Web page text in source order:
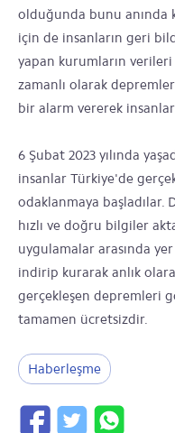
olduğunda bunu anında
için de insanların geri
yapan kurumların verileri
zamanlı olarak
bir alarm vererek
6 Şubat 2023 yılında
insanlar Türkiye'de
odaklanmaya başladılar.
hızlı ve doğru bilgiler
uygulamalar arasında yer
indirip kurarak anlık
gerçekleşen depremleri
tamamen ücretsizdir.
Haberleşme